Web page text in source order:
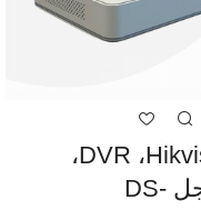
DVR ،Hikvision،
مسجل DS-